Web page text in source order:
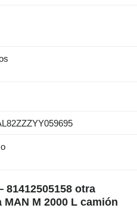
otra
M 2000 L camión